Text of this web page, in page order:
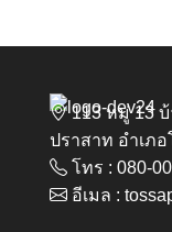
113 หมู่ 13
ปราสาท อำเภ
โทร : 080-
อีเมล :